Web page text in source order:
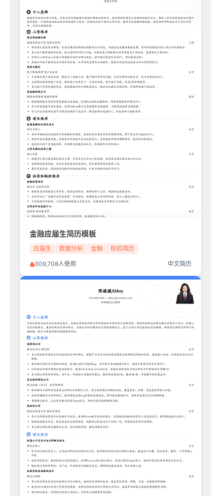
金融应届生简历模板
应届生 数据分析 金融 校招简历
309,708人使用 中文简历